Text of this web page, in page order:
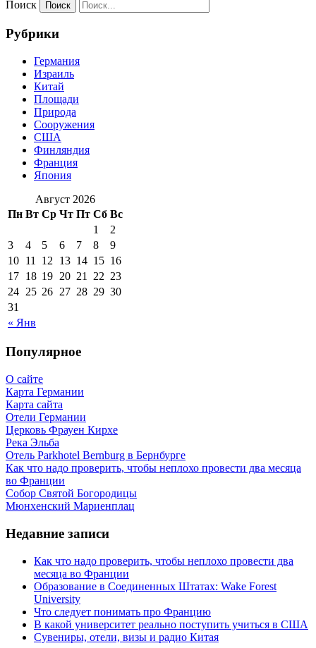
Поиск
Рубрики
Германия
Израиль
Китай
Площади
Природа
Сооружения
США
Финляндия
Франция
Япония
Август 2026
Пн Вт Ср Чт Пт Сб Вс
« Янв
1
2
3
4 5 6 7 8
9
10 11 12 13 14 15 16
17 18 19 20 21 22 23
24 25 26 27 28 29 30
31
Популярное
О сайте
Карта Германии
Карта сайта
Отели Германии
Церковь Фрауен Кирхе
Река Эльба
Отель Parkhotel Bernburg в Бернбурге
Как что надо проверить, чтобы неплохо провести два месяца
во Франции
Собор Святой Богородицы
Мюнхенский Мариенплац
Недавние записи
Как что надо проверить, чтобы неплохо провести два
месяца во Франции
Образование в Соединенных Штатах: Wake Forest
University
Что следует понимать про Францию
В какой университет реально поступить учиться в США
Сувениры, отели, визы и радио Китая